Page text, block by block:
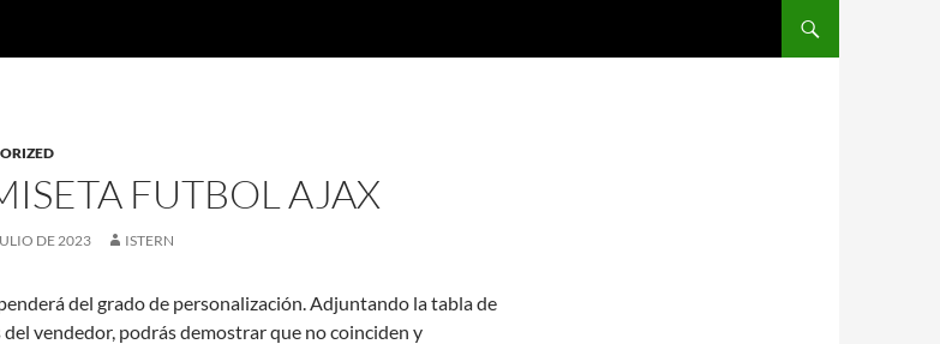
FUTBOL AJAX
DE 2023 ISTERN
del grado de personalización. Adjuntando la tabla de
del vendedor, podrás demostrar que no coinciden y